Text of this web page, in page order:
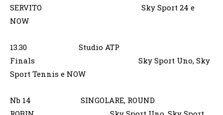
SERVITO Sky Sport 24 e
NOW
13.30 Studio ATP
Finals Sky Sport Uno, Sky
Sport Tennis e NOW
Nb 14 SINGOLARE, ROUND